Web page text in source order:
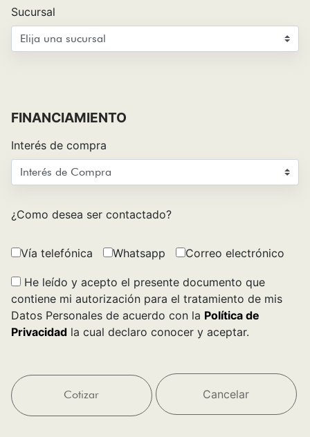
Sucursal
FINANCIAMIENTO
Interés de compra
¿Como desea ser contactado?
Vía telefónica Whatsapp Correo electrónico
He leído y acepto el presente documento que
contiene mi autorización para el tratamiento de mis
Datos Personales de acuerdo con la Política de
Privacidad la cual declaro conocer y aceptar.